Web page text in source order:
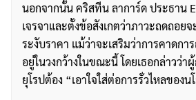
นอกจากนั้น คริสทีน ลาการ์ด ประธาน
เจรจาและตั้งข้อสังเกตว่าภาวะถดถอย
ระงับราคา แม้ว่าจะเสริมว่าการคาดกา
อยู่ในวงกว้างในขณะนี้ โดยเธอกล่าวว่า
ยุโรปต้อง “เอาใจใส่ต่อการรั่วไหลของน